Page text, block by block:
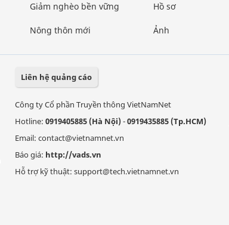
Giảm nghèo bền vững
Nông thôn mới
Hồ sơ
Ảnh
Liên hệ quảng cáo
Công ty Cổ phần Truyền thông VietNamNet
Hotline: 0919405885 (Hà Nội)-0919435885 (Tp.HCM)
Email: contact@vietnamnet.vn
Báo giá: http://vads.vn
Hỗ trợ kỹ thuật: support@tech.vietnamnet.vn